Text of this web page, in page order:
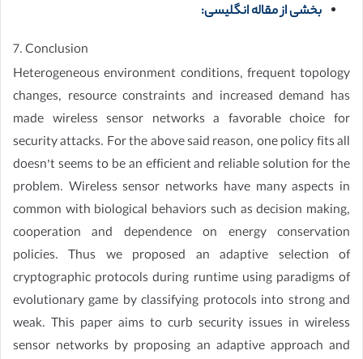
بخشی از مقاله انگلیسی:
7. Conclusion
Heterogeneous environment conditions, frequent topology
changes, resource constraints and increased demand has
made wireless sensor networks a favorable choice for
security attacks. For the above said reason, one policy fits all
doesn’t seems to be an efficient and reliable solution for the
problem. Wireless sensor networks have many aspects in
common with biological behaviors such as decision making,
cooperation and dependence on energy conservation
policies. Thus we proposed an adaptive selection of
cryptographic protocols during runtime using paradigms of
evolutionary game by classifying protocols into strong and
weak. This paper aims to curb security issues in wireless
sensor networks by proposing an adaptive approach and